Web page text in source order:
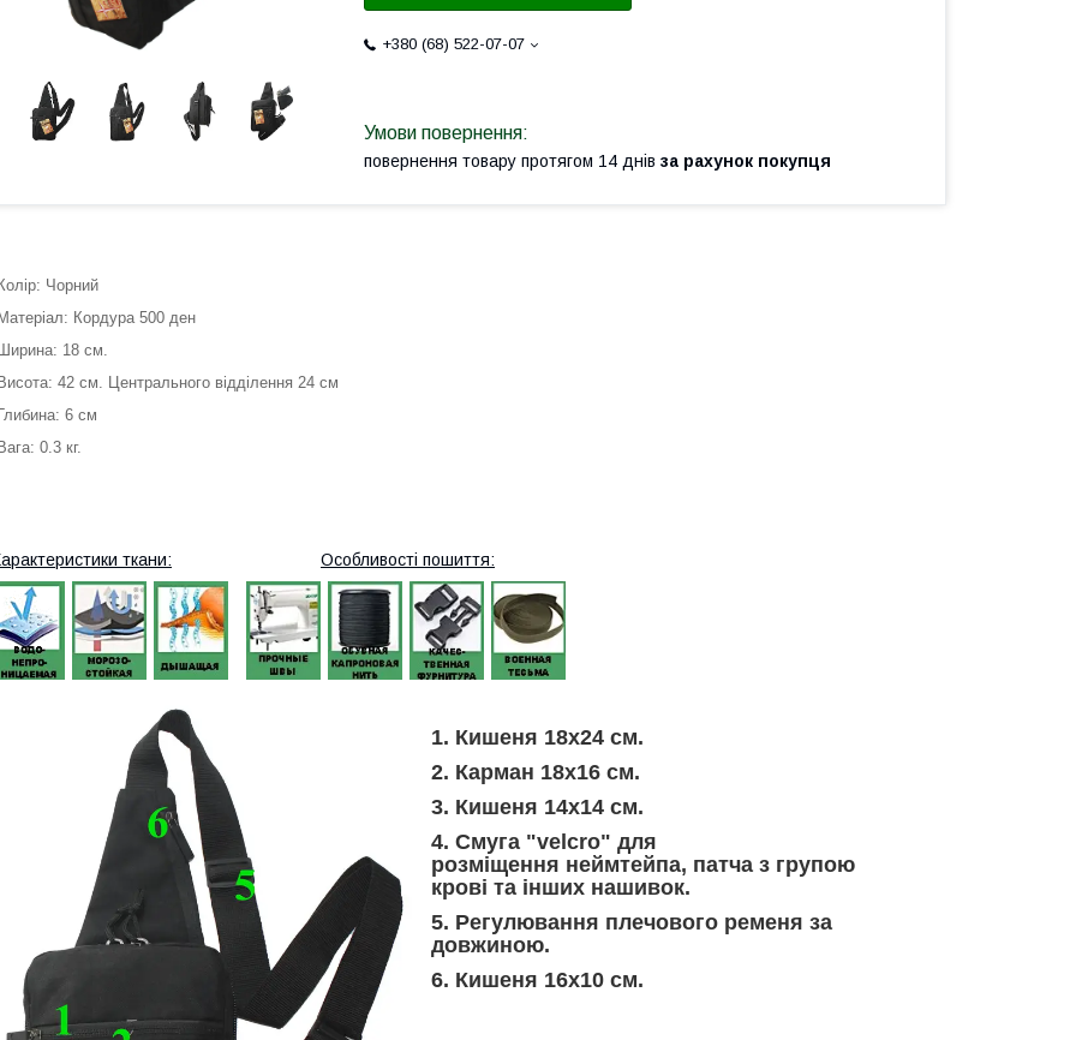
+380 (68) 522-07-07
повернення товару протягом 14 днів за рахунок покупця
Чорний
Кордура 500 ден
18 см.
42 см. Центрального відділення 24 см
6 см
0.3 кг.
ткани: Особливості пошиття:
1. Кишеня 18х24 см.
2. Карман 18х16 см.
3. Кишеня 14х14 см.
4. Смуга "velcro" для
розміщення неймтейпа, патча з групою
крові та інших нашивок.
5. Регулювання плечового ременя за
довжиною.
6. Кишеня 16х10 см.